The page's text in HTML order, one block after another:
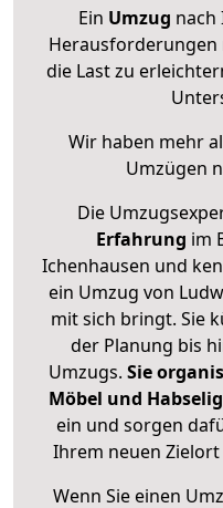
Ein Umzug nach
die Last zu
Wir haben mehr
Umzügen
Die
Erfahrung im
Ichenhausen und
ein Umzug von
mit sich bringt. Sie
der Planung bis
Umzugs. Sie
Möbel und
ein und sorgen
Ihrem neuen
Wenn Sie einen